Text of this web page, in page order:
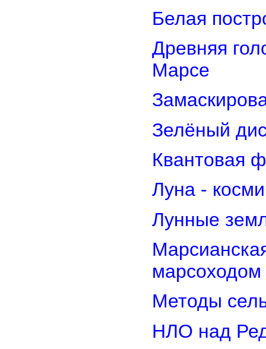
Белая
Древняя
Марсе
Зелёный
Квантовая
Луна -
Лунные
марсоходом
Методы
НЛО над